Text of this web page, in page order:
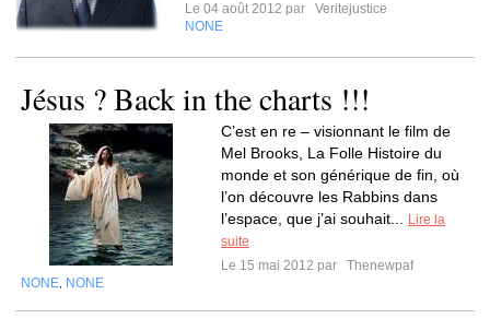
Le 04 août 2012 par
Veritejustice
NONE
Jésus ? Back in the charts !!!
C’est en re – visionnant le film de
Mel Brooks, La Folle Histoire du
monde et son générique de fin, où
l’on découvre les Rabbins dans
l’espace, que j’ai souhait...
Lire la
suite
Le 15 mai 2012 par
Thenewpaf
NONE NONE